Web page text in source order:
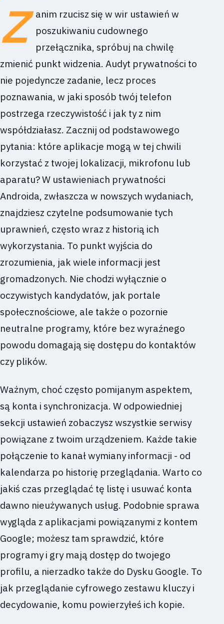
Z
anim rzucisz się w wir ustawień w
poszukiwaniu cudownego
przełącznika, spróbuj na chwilę
zmienić punkt widzenia. Audyt prywatności to
nie pojedyncze zadanie, lecz proces
poznawania, w jaki sposób twój telefon
postrzega rzeczywistość i jak ty z nim
współdziałasz. Zacznij od podstawowego
pytania: które aplikacje mogą w tej chwili
korzystać z twojej lokalizacji, mikrofonu lub
aparatu? W ustawieniach prywatności
Androida, zwłaszcza w nowszych wydaniach,
znajdziesz czytelne podsumowanie tych
uprawnień, często wraz z historią ich
wykorzystania. To punkt wyjścia do
zrozumienia, jak wiele informacji jest
gromadzonych. Nie chodzi wyłącznie o
oczywistych kandydatów, jak portale
społecznościowe, ale także o pozornie
neutralne programy, które bez wyraźnego
powodu domagają się dostępu do kontaktów
czy plików.
Ważnym, choć często pomijanym aspektem,
są konta i synchronizacja. W odpowiedniej
sekcji ustawień zobaczysz wszystkie serwisy
powiązane z twoim urządzeniem. Każde takie
połączenie to kanał wymiany informacji - od
kalendarza po historię przeglądania. Warto co
jakiś czas przeglądać tę listę i usuwać konta
dawno nieużywanych usług. Podobnie sprawa
wygląda z aplikacjami powiązanymi z kontem
Google; możesz tam sprawdzić, które
programy i gry mają dostęp do twojego
profilu, a nierzadko także do Dysku Google. To
jak przeglądanie cyfrowego zestawu kluczy i
decydowanie, komu powierzyłeś ich kopie.